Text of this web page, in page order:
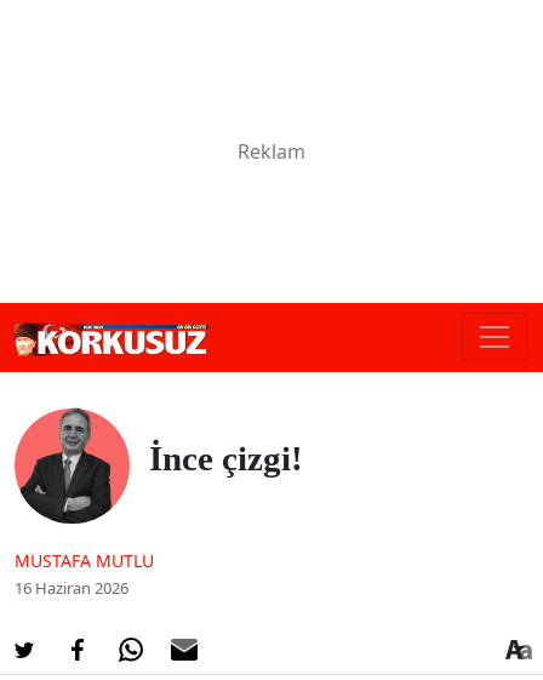
İnce çizgi!
MUSTAFA MUTLU
16 Haziran 2026